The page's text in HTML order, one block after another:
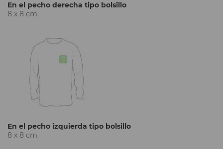
En el pecho derecha tipo bolsillo
8 x 8 cm.
En el pecho izquierda tipo bolsillo
8 x 8 cm.